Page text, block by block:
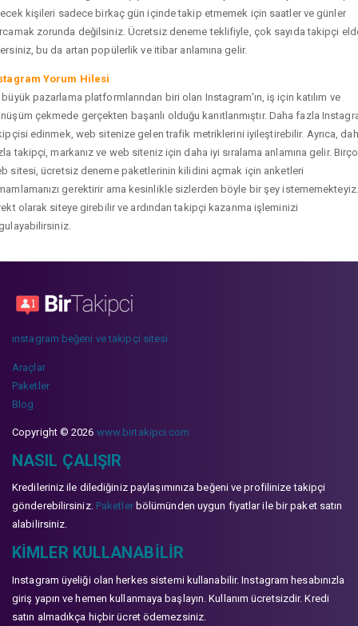
kişileri sadece birkaç gün içinde takip etmemek için saatler ve günler
zorunda değilsiniz. Ücretsiz deneme teklifiyle, çok sayıda takipçi
bu da artan popülerlik ve itibar anlamına gelir.
Yorum Hilesi
büyük pazarlama platformlarından biri olan Instagram'ın, iş için katılım ve
çekmede gerçekten başarılı olduğu kanıtlanmıştır. Daha fazla
edinmek, web sitenize gelen trafik metriklerini iyileştirebilir. Ayrıca,
takipçi, markanız ve web siteniz için daha iyi sıralama anlamına gelir.
sitesi, ücretsiz deneme paketlerinin kilidini açmak için anketleri
gerektirir ama kesinlikle sizlerden böyle bir şey istememekteyiz.
olarak siteye girebilir ve ardından takipçi kazanma işleminizi
instagram beğeni ve takipçi sitesi
Araçlar
Paketler
Blog
Copyright © 2026 www.birtakipci.com
NASIL ÇALIŞIR
Kredileriniz ile dilediğiniz paylaşımınıza beğeni ve profilinize takipçi
gönderebilirsiniz. Paketlerbölümünden uygun fiyatlar ile bir paket satın
alabilirsiniz.
KIMLER KULLANABILIR
Instagram üyeliği olan herkes sistemi kullanabilir. Instagram hesabınızla
giriş yapın ve hemen kullanmaya başlayın. Kullanım ücretsizdir. Kredi
satın almadıkça hiçbir ücret ödemezsiniz.